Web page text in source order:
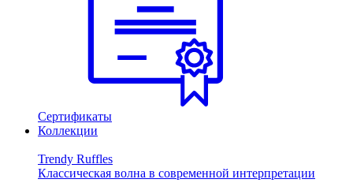
Сертификаты
Коллекции
Trendy Ruffles
Классическая волна в современной интерпретации